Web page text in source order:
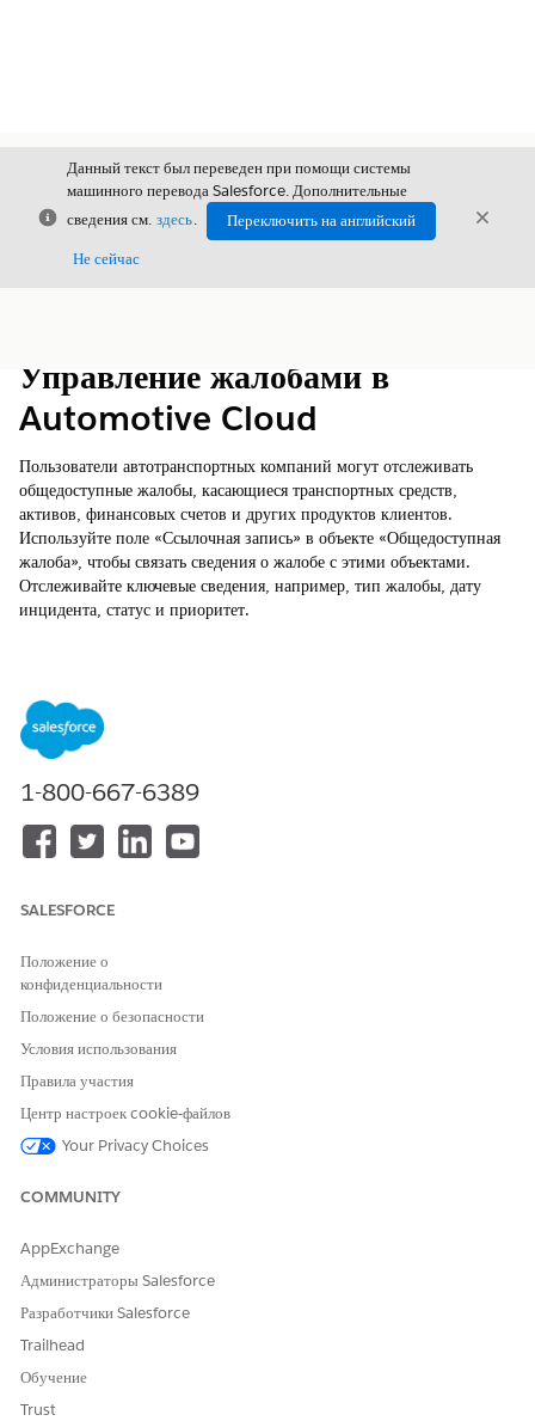
Закрыть
Данный текст был переведен при помощи системы
машинного перевода Salesforce. Дополнительные
сведения см. здесь.
Переключить на английский
Не сейчас
Управление жалобами в
Automotive Cloud
Пользователи автотранспортных компаний могут отслеживать
общедоступные жалобы, касающиеся транспортных средств,
активов, финансовых счетов и других продуктов клиентов.
Используйте поле «Ссылочная запись» в объекте «Общедоступная
жалоба», чтобы связать сведения о жалобе с этими объектами.
Отслеживайте ключевые сведения, например, тип жалобы, дату
инцидента, статус и приоритет.
Доступно в версиях: Lightning Experience
Доступно в версиях:
разделе «Управление жалобами в решениях для
создания общедоступной жалобы посредством пошагового
жалоб».
Оставьте свой отзыв, чтобы мы могли стать лучше!
1-800-667-6389
SALESFORCE
Положение о
конфиденциальности
Положение о безопасности
Условия использования
Правила участия
Центр настроек cookie-файлов
Your Privacy Choices
COMMUNITY
AppExchange
Администраторы Salesforce
Разработчики Salesforce
Trailhead
Обучение
Trust